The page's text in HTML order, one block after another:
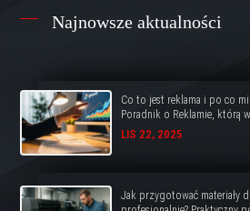
Najnowsze aktualności
Co to jest reklama i po co
Poradnik o Reklamie, którą
LIS 22, 2025
Jak przygotować materiały